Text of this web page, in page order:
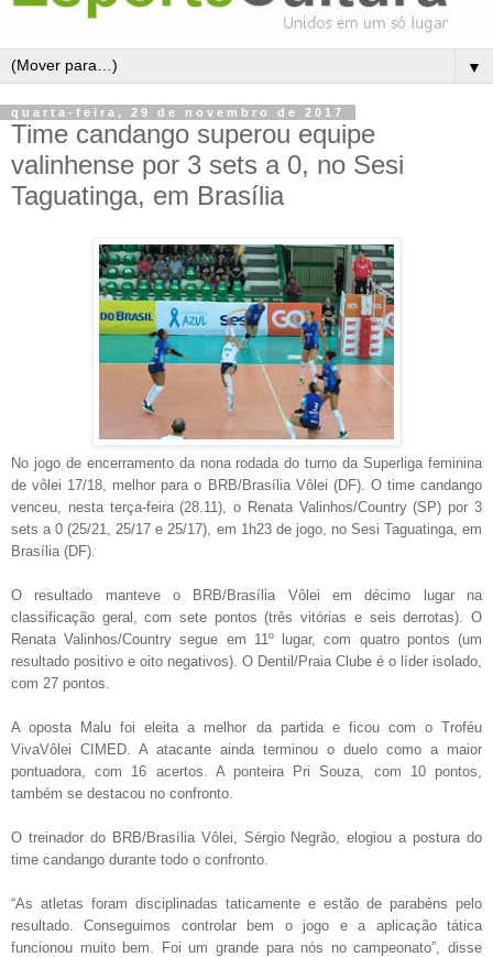
▼
quarta-feira, 29 de novembro de 2017
Time candango superou equipe
valinhense por 3 sets a 0, no Sesi
Taguatinga, em Brasília
No jogo de encerramento da nona rodada do turno da Superliga feminina
de vôlei 17/18, melhor para o BRB/Brasília Vôlei (DF). O time candango
venceu, nesta terça-feira (28.11), o Renata Valinhos/Country (SP) por 3
sets a 0 (25/21, 25/17 e 25/17), em 1h23 de jogo, no Sesi Taguatinga, em
Brasília (DF).
O resultado manteve o BRB/Brasília Vôlei em décimo lugar na
classificação geral, com sete pontos (três vitórias e seis derrotas). O
Renata Valinhos/Country segue em 11º lugar, com quatro pontos (um
resultado positivo e oito negativos). O Dentil/Praia Clube é o líder isolado,
com 27 pontos.
A oposta Malu foi eleita a melhor da partida e ficou com o Troféu
VivaVôlei CIMED. A atacante ainda terminou o duelo como a maior
pontuadora, com 16 acertos. A ponteira Pri Souza, com 10 pontos,
também se destacou no confronto.
O treinador do BRB/Brasília Vôlei, Sérgio Negrão, elogiou a postura do
time candango durante todo o confronto.
“As atletas foram disciplinadas taticamente e estão de parabéns pelo
resultado. Conseguimos controlar bem o jogo e a aplicação tática
funcionou muito bem. Foi um grande para nós no campeonato”, disse